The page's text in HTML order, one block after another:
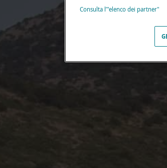
Consulta l’"elenco dei partner"